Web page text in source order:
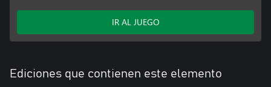
IR AL JUEGO
Ediciones que contienen este elemento